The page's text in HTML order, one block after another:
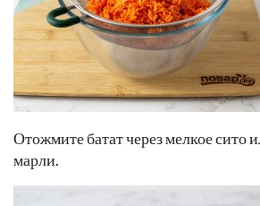
Отожмите батат через мелкое сито
марли.